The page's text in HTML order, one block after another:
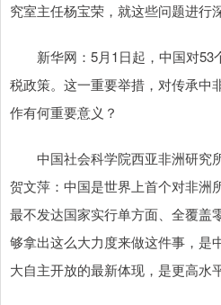
究室主任杨宝荣，就这些问题进行
新华网：5月1日起，中国对53
税政策。这一重要举措，对传承中
作有何重要意义？
中国社会科学院西亚非洲研究
贺文萍：中国是世界上首个对非洲
最不发达国家实行单方面、全覆盖
够拿出这么大力度来做这件事，是
大自主开放的最新体现，是更高水